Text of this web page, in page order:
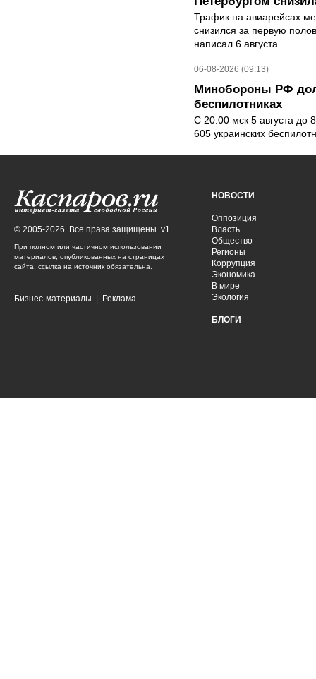
Трафик на авиарейсах
снизился за первую
написал 6 августа...
06-08-2026 (09:13)
Минобороны РФ
беспилотниках
С 20:00 мск 5 августа до
605 украинских
© 2005-2026. Все права защищены. v1
При полном или частичном использовании
материалов, опубликованных на страницах
сайта, ссылка на источник обязательна.
Бизнес-материалы Реклама
НОВОСТИ
Оппозиция
Власть
Общество
Регионы
Коррупция
Экономика
В мире
Экология
БЛОГИ